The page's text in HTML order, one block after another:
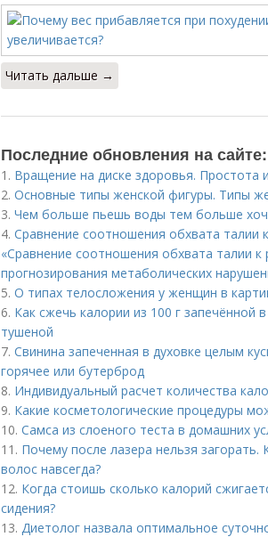
Читать дальше →
Последние обновления на сайте:
1. Вращение на диске здоровья. Простота
2. Основные типы женской фигуры. Типы
3. Чем больше пьешь воды тем больше
4. Сравнение соотношения обхвата талии
«Сравнение соотношения обхвата талии к
прогнозирования метаболических
5. О типах телосложения у женщин в
6. Как сжечь калории из 100 г запечённой
тушеной
7. Свинина запеченная в духовке целым
горячее или бутерброд
8. Индивидуальный расчет количества
9. Какие косметологические процедуры
10. Самса из слоеного теста в домашних
11. Почему после лазера нельзя
волос навсегда?
12. Когда стоишь сколько калорий
сидения?
13. Диетолог назвала оптимальное